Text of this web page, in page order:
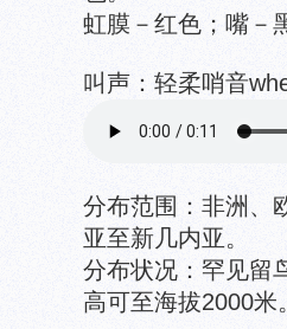
虹膜－红色；嘴－
叫声：轻柔哨音
分布范围：非洲、
亚至新几内亚。
分布状况：罕见留
高可至海拔2000